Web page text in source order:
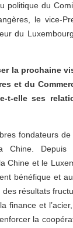
politique du
le vice-
du
la prochaine
et du
t-elle ses
fondateurs
Depuis
Chine et le
bénéfique et
résultats
finance et
la